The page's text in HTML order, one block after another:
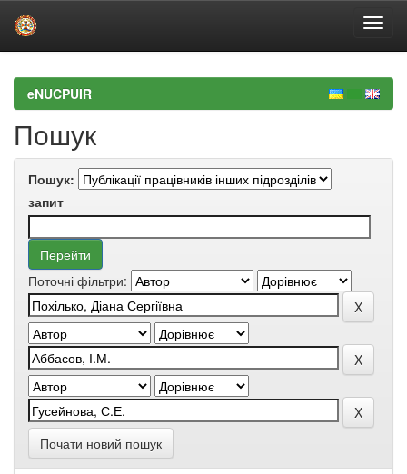
navigationeNUCPUIR
Пошук
Пошук:
запит
Поточні фільтри:
Почати новий пошук